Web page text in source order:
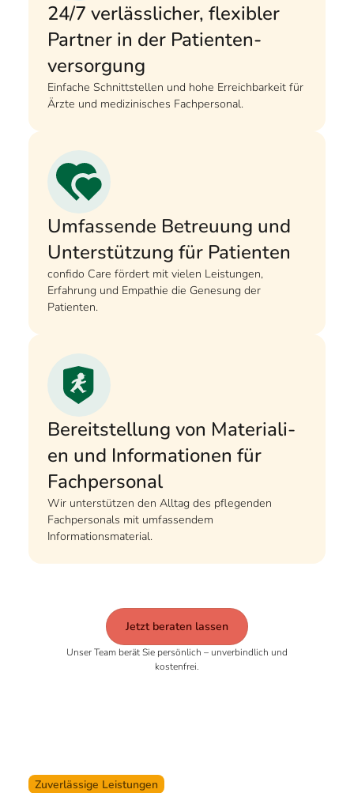
24/7 verlässlicher, flexibler
Partner in der Patienten­
versorgung
Einfache Schnittstellen und hohe Erreichbarkeit für
Ärzte und medizinisches Fachpersonal.
Umfassende Betreuung und
Unterstützung für Patienten
confido Care fördert mit vielen Leistungen,
Erfahrung und Empathie die Genesung der
Patienten.
Bereitstellung von Ma­te­ri­a­li­
en und Infor­ma­tionen für
Fachpersonal
Wir unterstützen den Alltag des pflegenden
Fachpersonals mit umfassendem
Informationsmaterial.
Jetzt beraten lassen
Unser Team berät Sie persönlich – unverbindlich und
kostenfrei.
Zuverlässige Leistungen